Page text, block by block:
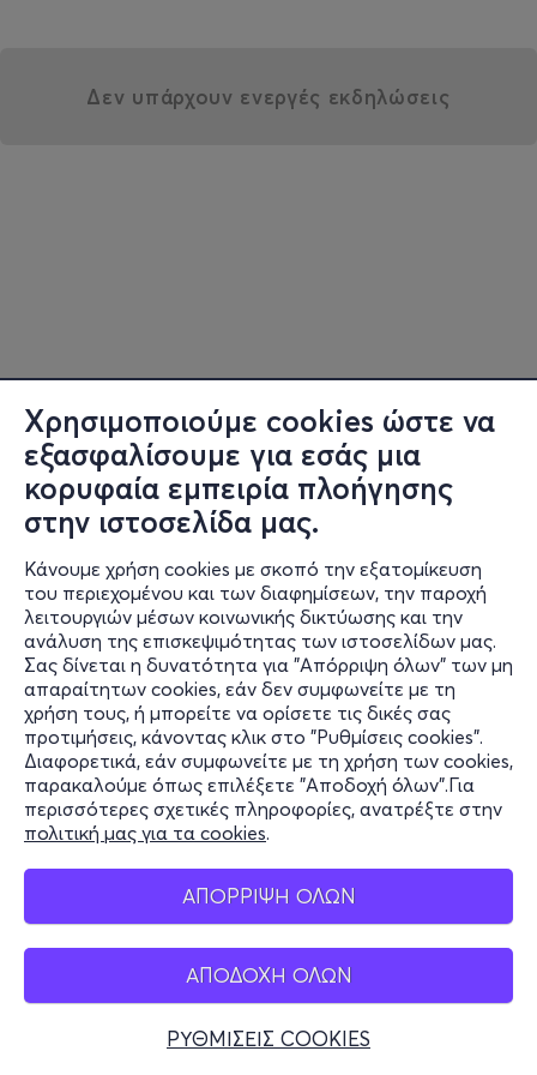
Χρησιμοποιούμε cookies ώστε να
εξασφαλίσουμε για εσάς μια
κορυφαία εμπειρία πλοήγησης
στην ιστοσελίδα μας.
Κάνουμε χρήση cookies με σκοπό την εξατομίκευση
του περιεχομένου και των διαφημίσεων, την παροχή
λειτουργιών μέσων κοινωνικής δικτύωσης και την
ανάλυση της επισκεψιμότητας των ιστοσελίδων μας.
Σας δίνεται η δυνατότητα για "Απόρριψη όλων" των μη
απαραίτητων cookies, εάν δεν συμφωνείτε με τη
χρήση τους, ή μπορείτε να ορίσετε τις δικές σας
προτιμήσεις, κάνοντας κλικ στο "Ρυθμίσεις cookies".
Διαφορετικά, εάν συμφωνείτε με τη χρήση των cookies,
παρακαλούμε όπως επιλέξετε "Αποδοχή όλων".Για
περισσότερες σχετικές πληροφορίες, ανατρέξτε στην
πολιτική μας για τα cookies.
ΑΠΟΡΡΙΨΗ ΟΛΩΝ
ΑΠΟΔΟΧΗ ΟΛΩΝ
ΡΥΘΜΙΣΕΙΣ COOKIES
Δεν υπάρχουν ενεργές εκδηλώσεις